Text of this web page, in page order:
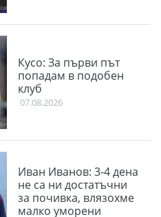
Кусо: За първи път
попадам в подобен
клуб
07.08.2026
Иван Иванов: 3-4 дена
не са ни достатъчни
за почивка, влязохме
малко уморени